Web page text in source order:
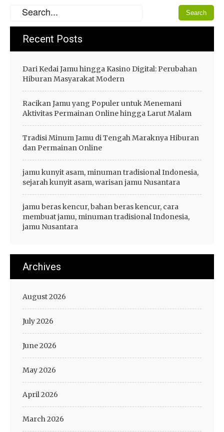
Recent Posts
Dari Kedai Jamu hingga Kasino Digital: Perubahan
Hiburan Masyarakat Modern
Racikan Jamu yang Populer untuk Menemani
Aktivitas Permainan Online hingga Larut Malam
Tradisi Minum Jamu di Tengah Maraknya Hiburan
dan Permainan Online
jamu kunyit asam, minuman tradisional Indonesia,
sejarah kunyit asam, warisan jamu Nusantara
jamu beras kencur, bahan beras kencur, cara
membuat jamu, minuman tradisional Indonesia,
jamu Nusantara
Archives
August 2026
July 2026
June 2026
May 2026
April 2026
March 2026